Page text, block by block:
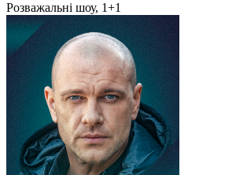
Розважальні шоу, 1+1